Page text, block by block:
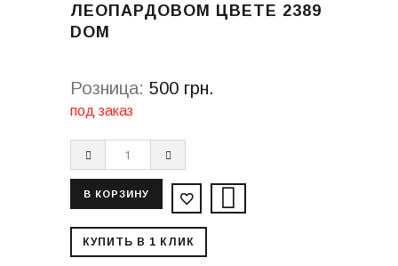
ЛЕОПАРДОВОМ ЦВЕТЕ 2389
DOM
Розница: 500 грн.
под заказ
КУПИТЬ В 1 КЛИК